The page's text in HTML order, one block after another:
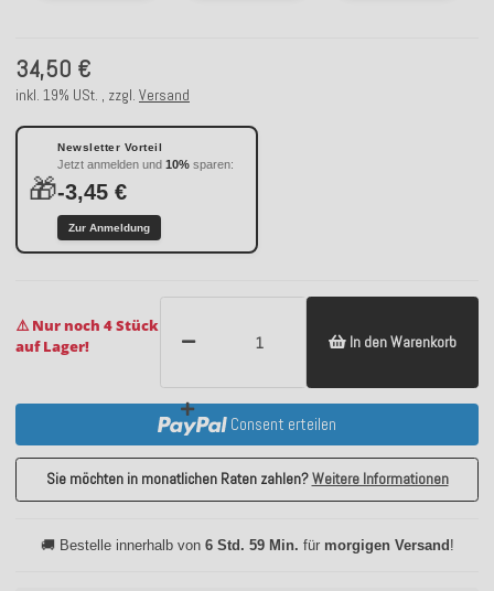
34,50 €
inkl. 19% USt. , zzgl. Versand
🎁
Newsletter Vorteil
Jetzt anmelden und 10% sparen:
-3,45 €
Zur Anmeldung
⚠️ Nur noch 4 Stück
auf Lager!
In den Warenkorb
Consent erteilen
Sie möchten in monatlichen Raten zahlen?Weitere Informationen
🚚 Bestelle innerhalb von 6 Std. 59 Min. für morgigen Versand !